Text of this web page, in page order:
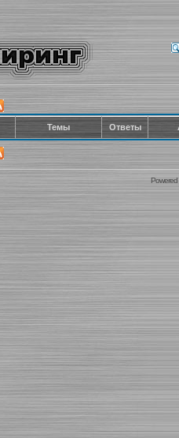
Темы Ответы